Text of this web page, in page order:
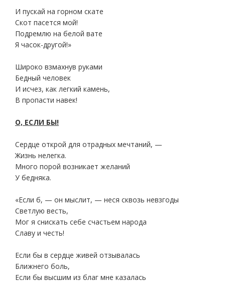
И пускай на горном скате
Скот пасется мой!
Подремлю на белой вате
Я часок-другой!»
Широко взмахнув руками
Бедный человек
И исчез, как легкий камень,
В пропасти навек!
О, ЕСЛИ БЫ!
Сердце открой для отрадных мечтаний, —
Жизнь нелегка.
Много порой возникает желаний
У бедняка.
«Если б, — он мыслит, — неся сквозь невзгоды
Светлую весть,
Мог я снискать себе счастьем народа
Славу и честь!
Если бы в сердце живей отзывалась
Ближнего боль,
Если бы высшим из благ мне казалась